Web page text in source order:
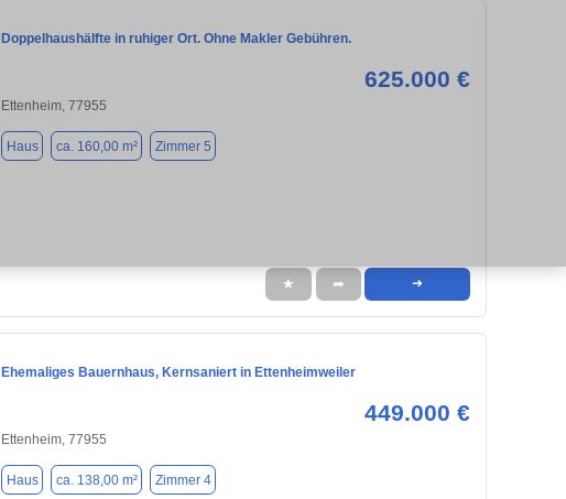
Doppelhaushälfte in ruhiger Ort. Ohne Makler Gebühren.
625.000 €
Ettenheim, 77955
Haus ca. 160,00 m² Zimmer 5
★ ➦ ➜
Ehemaliges Bauernhaus, Kernsaniert in Ettenheimweiler
449.000 €
Ettenheim, 77955
Haus ca. 138,00 m² Zimmer 4